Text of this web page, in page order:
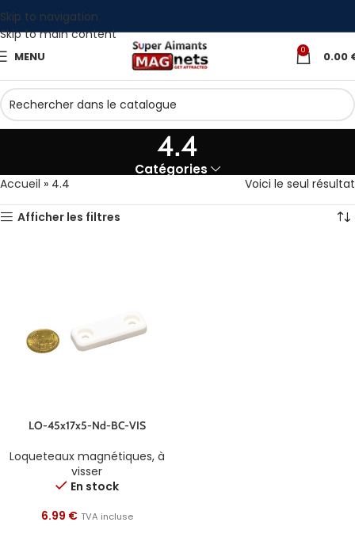
Skip to navigation
Skip to main content
MENU 0 0.00
4.4
Catégories
Accueil » 4.4 Voici le seul résultat
Afficher les filtres
LO-45x17x5-Nd-BC-VIS
Loqueteaux magnétiques, à
visser
En stock
6.99 € TVA incluse